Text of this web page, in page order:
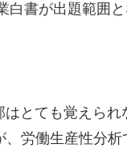
書が出題範囲と
とても覚えら
労働生産性分析